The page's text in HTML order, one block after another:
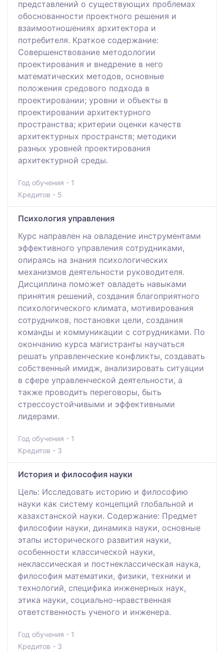
представлений о существующих проблемах
обоснованности проектного решения и
взаимоотношениях архитектора и
потребителя. Краткое содержание:
Совершенствование методологии
проектирования и внедрение в него
математических методов, основные
положения средового подхода в
проектировании; уровни и объекты в
проектировании архитектурного
пространства; критерии оценки качеств
архитектурных пространств; методики
разных уровней проектирования
архитектурной среды.
Год обучения - 1
Кредитов - 5
Психология управления
Курс направлен на овладение инструментами
эффективного управления сотрудниками,
опираясь на знания психологических
механизмов деятельности руководителя.
Дисциплина поможет овладеть навыками
принятия решений, создания благоприятного
психологического климата, мотивирования
сотрудников, постановки цели, создания
команды и коммуникации с сотрудниками. По
окончанию курса магистранты научаться
решать управленческие конфликты, создавать
собственный имидж, анализировать ситуации
в сфере управленческой деятельности, а
также проводить переговоры, быть
стрессоустойчивыми и эффективными
лидерами.
Год обучения - 1
Кредитов - 3
История и философия науки
Цель: Исследовать историю и философию
науки как систему концепций глобальной и
казахстанской науки. Содержание: Предмет
философии науки, динамика науки, основные
этапы исторического развития науки,
особенности классической науки,
неклассическая и постнеклассическая наука,
философия математики, физики, техники и
технологий, специфика инженерных наук,
этика науки, социально-нравственная
ответственность ученого и инженера.
Год обучения - 1
Кредитов - 3